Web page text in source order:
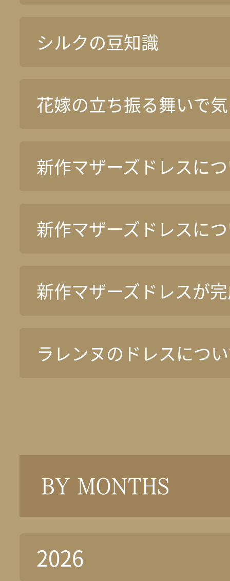
シルクの豆知識
花嫁の立ち振る舞いで
新作マザーズドレスに
新作マザーズドレスに
新作マザーズドレスが
ラレンヌのドレスにつ
BY MONTHS
2026